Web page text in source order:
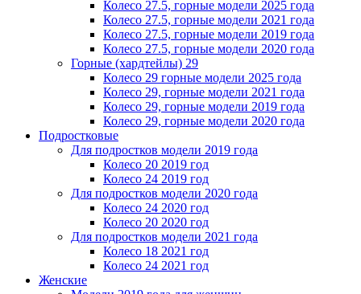
Колесо 27.5, горные модели 2025 года
Колесо 27.5, горные модели 2021 года
Колесо 27.5, горные модели 2019 года
Колесо 27.5, горные модели 2020 года
Горные (хардтейлы) 29
Колесо 29 горные модели 2025 года
Колесо 29, горные модели 2021 года
Колесо 29, горные модели 2019 года
Колесо 29, горные модели 2020 года
Подростковые
Для подростков модели 2019 года
Колесо 20 2019 год
Колесо 24 2019 год
Для подростков модели 2020 года
Колесо 24 2020 год
Колесо 20 2020 год
Для подростков модели 2021 года
Колесо 18 2021 год
Колесо 24 2021 год
Женскиe